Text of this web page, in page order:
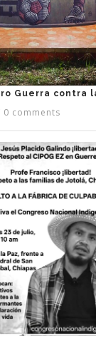
Guerra contra
0 comments